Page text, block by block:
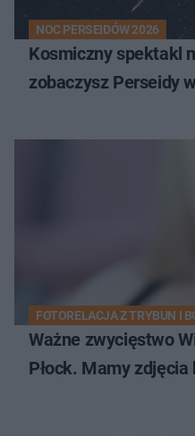
NOC PERSEIDÓW 2026
Kosmiczny spektakl
zobaczysz Perseidy
FOTORELACJA Z TRYBUN I
Ważne zwycięstwo
Płock. Mamy zdjęcia